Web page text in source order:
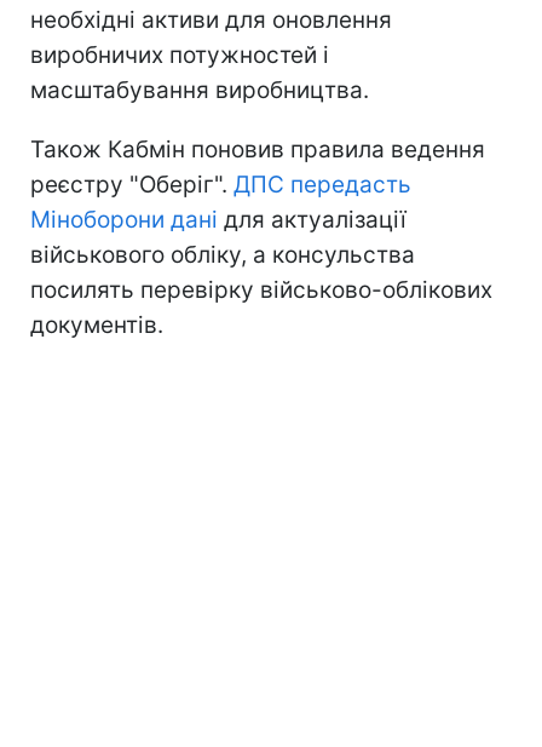
необхідні активи для оновлення
виробничих потужностей і
масштабування виробництва.
Також Кабмін поновив правила ведення
реєстру "Оберіг". ДПС передасть
Міноборони дані для актуалізації
військового обліку, а консульства
посилять перевірку військово-облікових
документів.